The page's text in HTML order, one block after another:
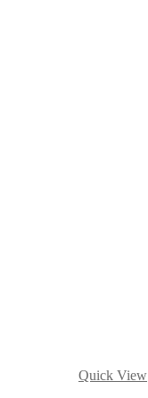
Quick View